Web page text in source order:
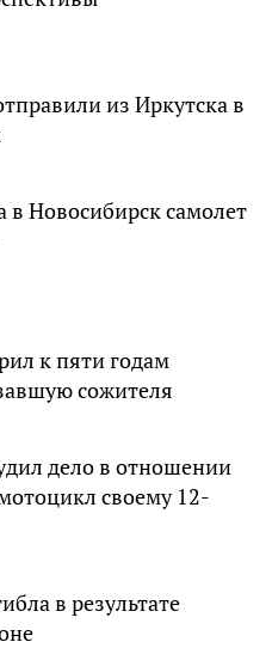
из Иркутска в
Новосибирск самолет
к пяти годам
сожителя
дело в отношении
своему 12-
в результате